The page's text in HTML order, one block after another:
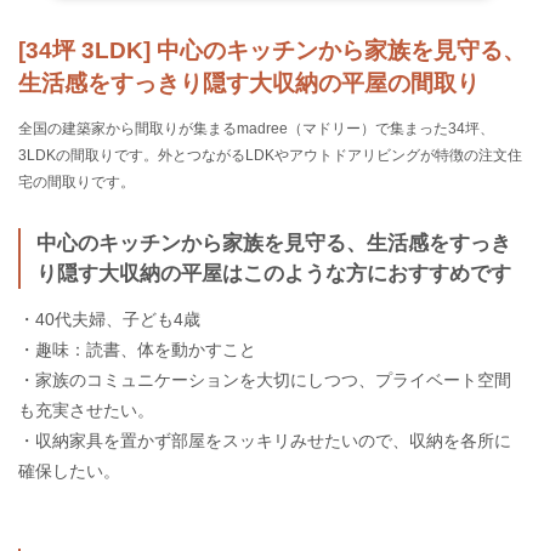
[34坪 3LDK] 中心のキッチンから家族を見守る、
生活感をすっきり隠す大収納の平屋の間取り
全国の建築家から間取りが集まるmadree（マドリー）で集まった34坪、
3LDKの間取りです。外とつながるLDKやアウトドアリビングが特徴の注文住
宅の間取りです。
中心のキッチンから家族を見守る、生活感をすっき
り隠す大収納の平屋はこのような方におすすめです
・40代夫婦、子ども4歳
・趣味：読書、体を動かすこと
・家族のコミュニケーションを大切にしつつ、プライベート空間
も充実させたい。
・収納家具を置かず部屋をスッキリみせたいので、収納を各所に
確保したい。